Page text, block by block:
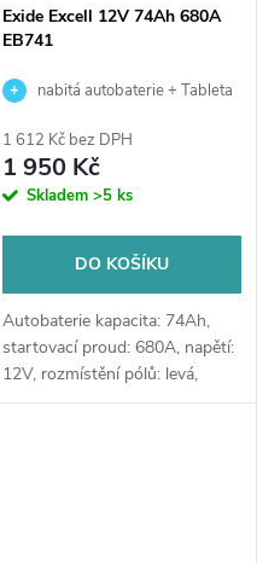
Exide Excell 12V 74Ah 680A
EB741
nabitá autobaterie + Tableta
výkup staré baterie při doručení
nebo v prodejně Jinočany
1 612 Kč bez DPH
1 950 Kč
Skladem >5 ks
DO KOŠÍKU
Autobaterie kapacita: 74Ah,
startovací proud: 680A, napětí:
12V, rozmístění pólů: levá,
rozměry: 278 x 175 x 190,